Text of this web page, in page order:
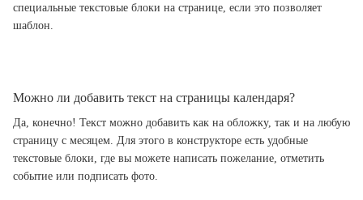
специальные текстовые блоки на странице, если это позволяет
шаблон.
Можно ли добавить текст на страницы календаря?
Да, конечно! Текст можно добавить как на обложку, так и на любую
страницу с месяцем. Для этого в конструкторе есть удобные
текстовые блоки, где вы можете написать пожелание, отметить
событие или подписать фото.